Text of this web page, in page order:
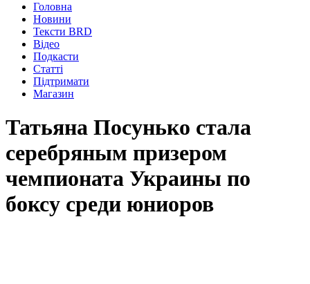
Головна
Новини
Тексти BRD
Відео
Подкасти
Статті
Підтримати
Магазин
Татьяна Посунько стала
серебряным призером
чемпионата Украины по
боксу среди юниоров